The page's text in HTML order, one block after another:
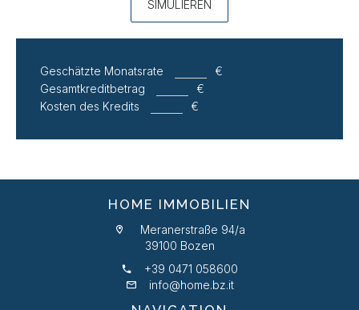
SIMULIEREN
Geschätzte Monatsrate
€
Gesamtkreditbetrag
€
Kosten des Kredits
€
HOME IMMOBILIEN
Meranerstraße 94/a
39100 Bozen
+39 0471 058600
info@home.bz.it